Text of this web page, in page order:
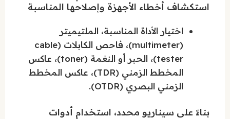
استكشاف أخطاء الأجهزة وإصلاحها المناسبة
اختيار الأداة المناسبة، الملتيميتر
(multimeter)، فاحص الكابلات (cable
tester)، الحبر أو النغمة (toner)، عاكس
المخطط الزمني (TDR)، عاكس المخطط
الزمني البصري (OTDR).
بناءً على سيناريو محدد، استخدام أدوات